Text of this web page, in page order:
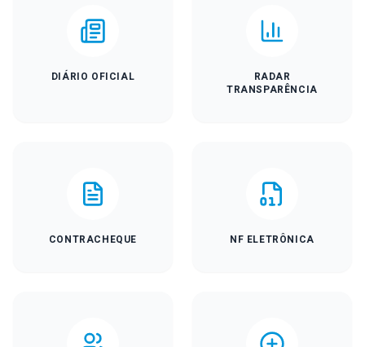
DIÁRIO OFICIAL
RADAR
TRANSPARÊNCIA
CONTRACHEQUE NF ELETRÔNICA